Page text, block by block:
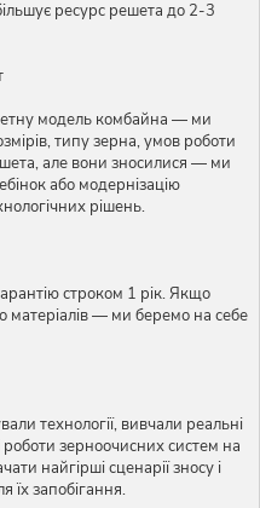
ресурс решета до 2-3
модель комбайна — ми
типу зерна, умов роботи
але вони зносилися — ми
або модернізацію
рішень.
строком 1 рік. Якщо
матеріалів — ми беремо на себе
технології, вивчали реальні
зерноочисних систем на
найгірші сценарії зносу і
їх запобігання.